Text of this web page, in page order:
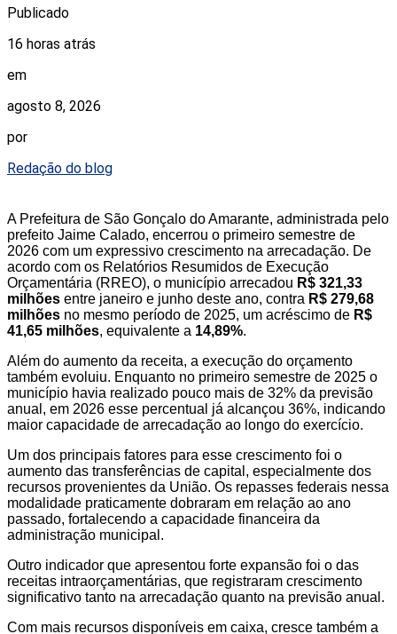
Publicado
16 horas atrás
em
agosto 8, 2026
por
Redação do blog
A Prefeitura de São Gonçalo do Amarante, administrada pelo
prefeito Jaime Calado, encerrou o primeiro semestre de
2026 com um expressivo crescimento na arrecadação. De
acordo com os Relatórios Resumidos de Execução
Orçamentária (RREO), o município arrecadou R$ 321,33
milhões entre janeiro e junho deste ano, contra R$ 279,68
milhões no mesmo período de 2025, um acréscimo de R$
41,65 milhões, equivalente a 14,89%.
Além do aumento da receita, a execução do orçamento
também evoluiu. Enquanto no primeiro semestre de 2025 o
município havia realizado pouco mais de 32% da previsão
anual, em 2026 esse percentual já alcançou 36%, indicando
maior capacidade de arrecadação ao longo do exercício.
Um dos principais fatores para esse crescimento foi o
aumento das transferências de capital, especialmente dos
recursos provenientes da União. Os repasses federais nessa
modalidade praticamente dobraram em relação ao ano
passado, fortalecendo a capacidade financeira da
administração municipal.
Outro indicador que apresentou forte expansão foi o das
receitas intraorçamentárias, que registraram crescimento
significativo tanto na arrecadação quanto na previsão anual.
Com mais recursos disponíveis em caixa, cresce também a